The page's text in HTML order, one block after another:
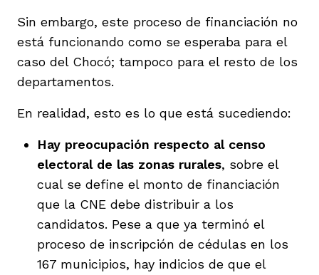
Sin embargo, este proceso de financiación no
está funcionando como se esperaba para el
caso del Chocó; tampoco para el resto de los
departamentos.
En realidad, esto es lo que está sucediendo:
Hay preocupación respecto al censo
electoral de las zonas rurales, sobre el
cual se define el monto de financiación
que la CNE debe distribuir a los
candidatos. Pese a que ya terminó el
proceso de inscripción de cédulas en los
167 municipios, hay indicios de que el